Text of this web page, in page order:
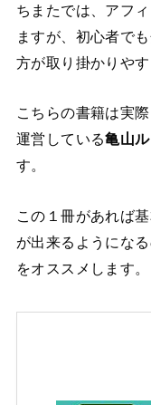
ちまたでは、アフ
ますが、初心者で
方が取り掛かりやす
こちらの書籍は実
運営している亀山
す。
この１冊があれば
が出来るようにな
をオススメします。